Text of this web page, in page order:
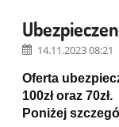
14.11.2023 08:21
Oferta
100zł oraz 70zł.
Poniżej